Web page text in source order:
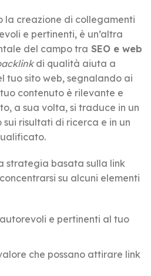
la creazione di collegamenti
e pertinenti, è un’altra
del campo tra SEO e web
di qualità aiuta a
tuo sito web, segnalando ai
contenuto è rilevante e
a sua volta, si traduce in un
risultati di ricerca e in un
strategia basata sulla link
su alcuni elementi
e pertinenti al tuo
che possano attirare link